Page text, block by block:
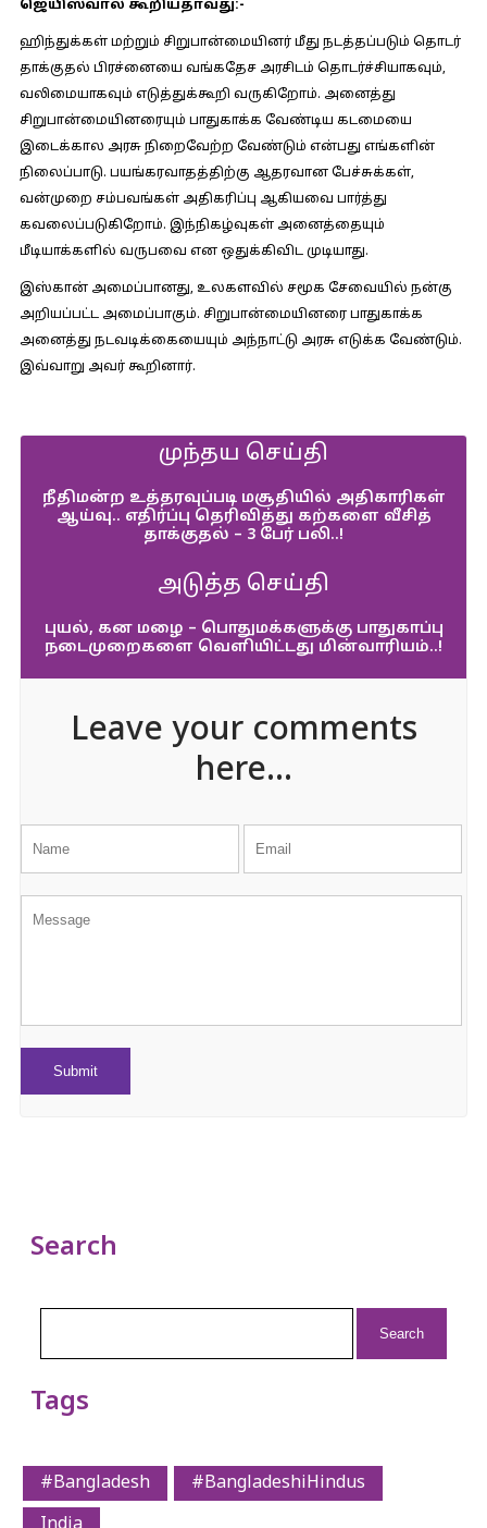
ஜெயிஸ்வால் கூறியதாவது:-
ஹிந்துக்கள் மற்றும் சிறுபான்மையினர் மீது நடத்தப்படும் தொடர்
தாக்குதல் பிரச்னையை வங்கதேச அரசிடம் தொடர்ச்சியாகவும்,
வலிமையாகவும் எடுத்துக்கூறி வருகிறோம். அனைத்து
சிறுபான்மையினரையும் பாதுகாக்க வேண்டிய கடமையை
இடைக்கால அரசு நிறைவேற்ற வேண்டும் என்பது எங்களின்
நிலைப்பாடு. பயங்கரவாதத்திற்கு ஆதரவான பேச்சுக்கள்,
வன்முறை சம்பவங்கள் அதிகரிப்பு ஆகியவை பார்த்து
கவலைப்படுகிறோம். இந்நிகழ்வுகள் அனைத்தையும்
மீடியாக்களில் வருபவை என ஒதுக்கிவிட முடியாது.
இஸ்கான் அமைப்பானது, உலகளவில் சமூக சேவையில் நன்கு
அறியப்பட்ட அமைப்பாகும். சிறுபான்மையினரை பாதுகாக்க
அனைத்து நடவடிக்கையையும் அந்நாட்டு அரசு எடுக்க வேண்டும்.
இவ்வாறு அவர் கூறினார்.
முந்தய செய்தி
நீதிமன்ற உத்தரவுப்படி மசூதியில் அதிகாரிகள்
ஆய்வு.. எதிர்ப்பு தெரிவித்து கற்களை வீசித்
தாக்குதல் – 3 பேர் பலி..!
அடுத்த செய்தி
புயல், கன மழை – பொதுமக்களுக்கு பாதுகாப்பு
நடைமுறைகளை வெளியிட்டது மின்வாரியம்..!
Leave your comments
here...
Search
Tags
#Bangladesh
#BangladeshiHindus